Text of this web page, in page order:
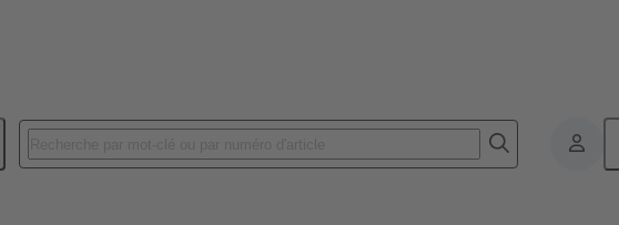
d'Equipements Connecteurs carte à carte